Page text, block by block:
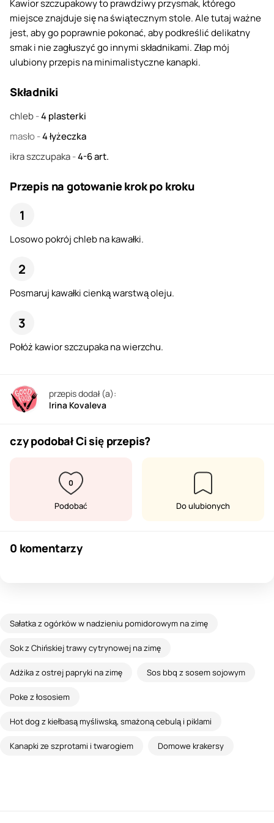
Kawior szczupakowy to prawdziwy przysmak, którego
miejsce znajduje się na świątecznym stole. Ale tutaj ważne
jest, aby go poprawnie pokonać, aby podkreślić delikatny
smak i nie zagłuszyć go innymi składnikami. Złap mój
ulubiony przepis na minimalistyczne kanapki.
Składniki
chleb-4plasterki
masło-4łyżeczka
ikra szczupaka-4-6art.
Przepis na gotowanie krok po kroku
Losowo pokrój chleb na kawałki.
Posmaruj kawałki cienką warstwą oleju.
Połóż kawior szczupaka na wierzchu.
przepis dodał (a):
Irina Kovaleva
czy podobał Ci się przepis?
0
Podobać Do ulubionych
0 komentarzy
Sałatka z ogórków w nadzieniu pomidorowym na zimę
Sok z Chińskiej trawy cytrynowej na zimę
Adżika z ostrej papryki na zimę Sos bbq z sosem sojowym
Poke z łososiem
Hot dog z kiełbasą myśliwską, smażoną cebulą i piklami
Kanapki ze szprotami i twarogiem Domowe krakersy